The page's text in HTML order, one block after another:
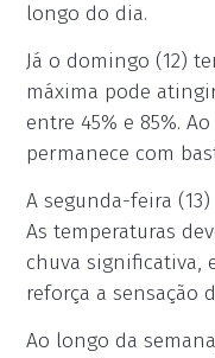
longo do dia.
Já o domingo (12)
máxima pode
entre 45% e 85%.
permanece com
A segunda-feira
As temperaturas
chuva significativa,
reforça a sensação
Ao longo da